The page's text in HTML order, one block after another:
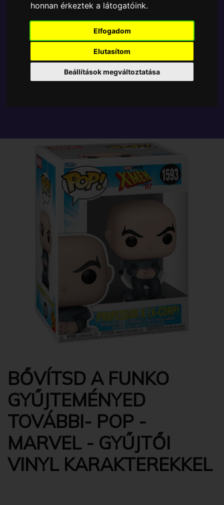
honnan érkeztek a látogatóink.
Elfogadom
Elutasítom
Beállítások megváltoztatása
TOVÁBB A VÁSÁRLÁSRA
Tetszik? Osszd meg másokkal!
BŐVÍTSD A FUNKO
GYŰJTEMÉNYED
TOVÁBBI- POP -
MARVEL - GYŰJTŐI
VINYL KARAKTEREKKEL